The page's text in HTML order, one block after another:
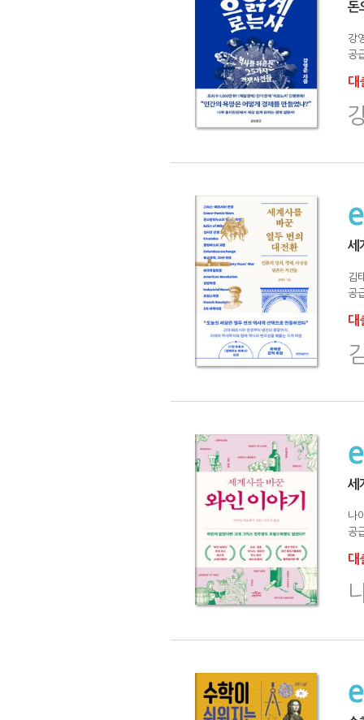
돈
강
공
대
세
김
공
대
세
나
공
대